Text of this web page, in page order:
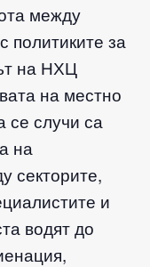
между
политиките за
на НХЦ
на местно
се случи са
на
секторите,
и
водят до